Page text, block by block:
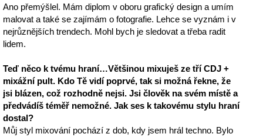
Ano přemýšlel. Mám diplom v oboru grafický design a umím
malovat a také se zajímám o fotografie. Lehce se vyznám i v
nejrůznějších trendech. Mohl bych je sledovat a třeba radit
lidem.
Teď něco k tvému hraní…Většinou mixuješ ze tří CDJ +
mixážní pult. Kdo Tě vidí poprvé, tak si možná řekne, že
jsi blázen, což rozhodně nejsi. Jsi člověk na svém místě a
předvádíš téměř nemožné. Jak ses k takovému stylu hraní
dostal?
Můj styl mixování pochází z dob, kdy jsem hrál techno. Bylo